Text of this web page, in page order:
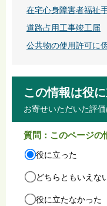
在宅心身障害者福祉
道路占用工事竣工届
公共物の使用許可に
この情報は役
お寄せいただいた評
質問：このページの
役に立った
どちらともいえな
役に立たなかった